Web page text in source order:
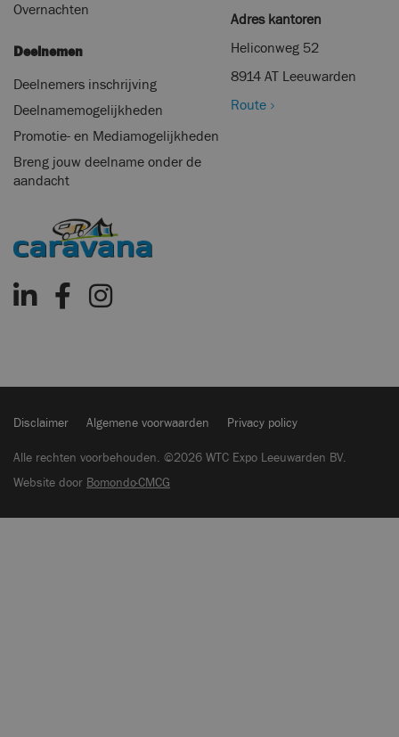
Overnachten
Deelnemen
Deelnemers inschrijving
Deelnamemogelijkheden
Promotie- en Mediamogelijkheden
Breng jouw deelname onder de
aandacht
Adres kantoren
Heliconweg 52
8914 AT Leeuwarden
Route
Disclaimer Algemene voorwaarden Privacy policy
Alle rechten voorbehouden. ©2026 WTC Expo Leeuwarden BV.
Website door Bomondo·CMCG